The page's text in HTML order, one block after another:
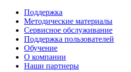
Поддержка
Методические материалы
Сервисное обслуживание
Поддержка пользователей
Обучение
О компании
Наши партнеры